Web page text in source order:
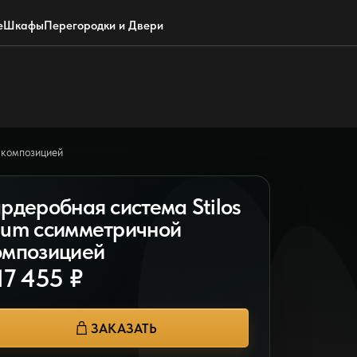
ШкафыПерегородки и Двери
WhatsApp Max Почта
система Stilos
ссимметричной
455 ₽
ЗАКАЗАТЬ